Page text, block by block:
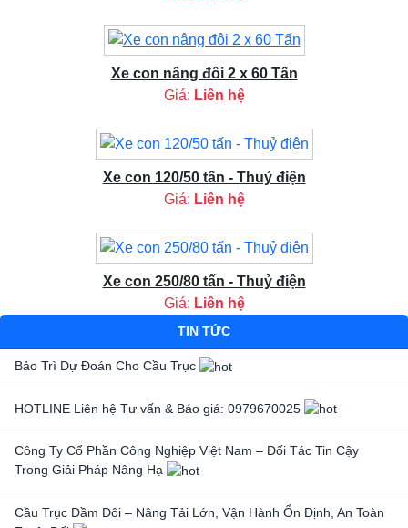
Xe con nâng đôi 2 x 60 Tấn
Giá: Liên hệ
Xe con 120/50 tấn - Thuỷ điện
Giá: Liên hệ
Xe con 250/80 tấn - Thuỷ điện
Giá: Liên hệ
TIN TỨC
Bảo Trì Dự Đoán Cho Cầu Trục
HOTLINE Liên hệ Tư vấn & Báo giá: 0979670025
Công Ty Cổ Phần Công Nghiệp Việt Nam – Đối Tác Tin Cậy
Trong Giải Pháp Nâng Hạ
Cầu Trục Dầm Đôi – Nâng Tải Lớn, Vận Hành Ổn Định, An Toàn